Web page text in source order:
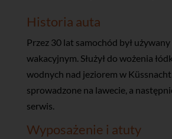
Historia auta
Przez 30 lat samochód był
wakacyjnym. Służył do wożenia
wodnych nad jeziorem w
sprowadzone na lawecie, a
serwis.
Wyposażenie i atuty